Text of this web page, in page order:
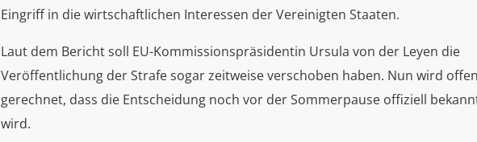
Eingriff in die wirtschaftlichen Interessen der Vereinigten Staaten.
Laut dem Bericht soll EU-Kommissionspräsidentin Ursula von der Leyen die
Veröffentlichung der Strafe sogar zeitweise verschoben haben. Nun wird
gerechnet, dass die Entscheidung noch vor der Sommerpause offiziell
wird.